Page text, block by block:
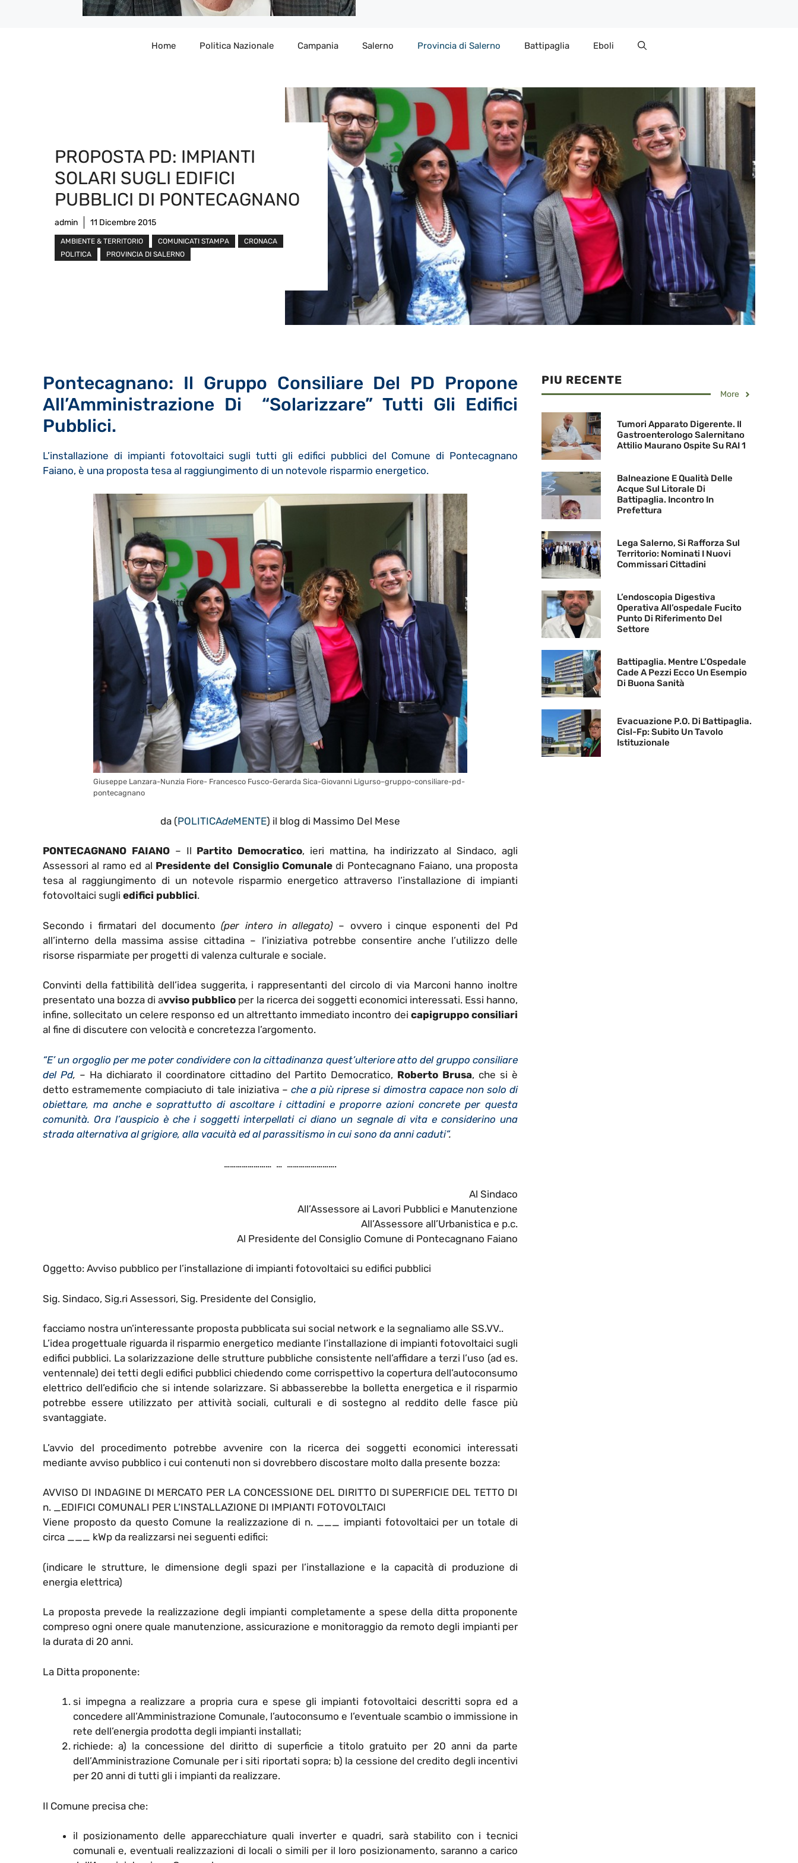
Home Politica Nazionale Campania Salerno Provincia di Salerno Battipaglia Eboli
PROPOSTA PD: IMPIANTI
SOLARI SUGLI EDIFICI
PUBBLICI DI PONTECAGNANO
admin 11 Dicembre 2015
AMBIENTE & TERRITORIO COMUNICATI STAMPA
CRONACA
POLITICA
PROVINCIA DI SALERNO
Pontecagnano: Il Gruppo Consiliare Del PD Propone
All’Amministrazione Di “Solarizzare” Tutti Gli Edifici
Pubblici.
L’installazione di impianti fotovoltaici sugli tutti gli edifici pubblici del Comune di Pontecagnano
Faiano, è una proposta tesa al raggiungimento di un notevole risparmio energetico.
Giuseppe Lanzara-Nunzia Fiore- Francesco Fusco-Gerarda Sica-Giovanni Ligurso–gruppo-consiliare-pd-
pontecagnano
da (POLITICAdeMENTE) il blog di Massimo Del Mese
PONTECAGNANO FAIANO– Il Partito Democratico, ieri mattina, ha indirizzato al Sindaco, agli
Assessori al ramo ed al Presidente del Consiglio Comunale di Pontecagnano Faiano, una proposta
tesa al raggiungimento di un notevole risparmio energetico attraverso l’installazione di impianti
fotovoltaici sugli edifici pubblici.
Secondo i firmatari del documento(per intero in allegato) – ovvero i cinque esponenti del Pd
all’interno della massima assise cittadina – l’iniziativa potrebbe consentire anche l’utilizzo delle
risorse risparmiate per progetti di valenza culturale e sociale.
Convinti della fattibilità dell’idea suggerita, i rappresentanti del circolo di via Marconi hanno inoltre
presentato una bozza di avviso pubblico per la ricerca dei soggetti economici interessati. Essi hanno,
infine, sollecitato un celere responso ed un altrettanto immediato incontro dei capigruppo consiliari
al fine di discutere con velocità e concretezza l’argomento.
“E’ un orgoglio per me poter condividere con la cittadinanza quest’ulteriore atto del gruppo consiliare
del Pd, – Ha dichiarato il coordinatore cittadino del Partito Democratico, Roberto Brusa, che si è
detto estramemente compiaciuto di tale iniziativa– che a più riprese si dimostra capace non solo di
obiettare, ma anche e soprattutto di ascoltare i cittadini e proporre azioni concrete per questa
comunità. Ora l’auspicio è che i soggetti interpellati ci diano un segnale di vita e considerino una
strada alternativa al grigiore, alla vacuità ed al parassitismo in cui sono da anni caduti”.
…………………… … …………………….
Al Sindaco
All’Assessore ai Lavori Pubblici e Manutenzione
All’Assessore all’Urbanistica e p.c.
Al Presidente del Consiglio Comune di Pontecagnano Faiano
Oggetto: Avviso pubblico per l’installazione di impianti fotovoltaici su edifici pubblici
Sig. Sindaco, Sig.ri Assessori, Sig. Presidente del Consiglio,
facciamo nostra un’interessante proposta pubblicata sui social network e la segnaliamo alle SS.VV..
L’idea progettuale riguarda il risparmio energetico mediante l’installazione di impianti fotovoltaici sugli
edifici pubblici. La solarizzazione delle strutture pubbliche consistente nell’affidare a terzi l’uso (ad es.
ventennale) dei tetti degli edifici pubblici chiedendo come corrispettivo la copertura dell’autoconsumo
elettrico dell’edificio che si intende solarizzare. Si abbasserebbe la bolletta energetica e il risparmio
potrebbe essere utilizzato per attività sociali, culturali e di sostegno al reddito delle fasce più
svantaggiate.
L’avvio del procedimento potrebbe avvenire con la ricerca dei soggetti economici interessati
mediante avviso pubblico i cui contenuti non si dovrebbero discostare molto dalla presente bozza:
AVVISO DI INDAGINE DI MERCATO PER LA CONCESSIONE DEL DIRITTO DI SUPERFICIE DEL TETTO DI
n. _EDIFICI COMUNALI PER L’INSTALLAZIONE DI IMPIANTI FOTOVOLTAICI
Viene proposto da questo Comune la realizzazione di n. ___ impianti fotovoltaici per un totale di
circa ___ kWp da realizzarsi nei seguenti edifici:
(indicare le strutture, le dimensione degli spazi per l’installazione e la capacità di produzione di
energia elettrica)
La proposta prevede la realizzazione degli impianti completamente a spese della ditta proponente
compreso ogni onere quale manutenzione, assicurazione e monitoraggio da remoto degli impianti per
la durata di 20 anni.
La Ditta proponente:
si impegna a realizzare a propria cura e spese gli impianti fotovoltaici descritti sopra ed a
concedere all’Amministrazione Comunale, l’autoconsumo e l’eventuale scambio o immissione in
rete dell’energia prodotta degli impianti installati;
richiede: a) la concessione del diritto di superficie a titolo gratuito per 20 anni da parte
dell’Amministrazione Comunale per i siti riportati sopra; b) la cessione del credito degli incentivi
per 20 anni di tutti gli i impianti da realizzare.
Il Comune precisa che:
il posizionamento delle apparecchiature quali inverter e quadri, sarà stabilito con i tecnici
comunali e, eventuali realizzazioni di locali o simili per il loro posizionamento, saranno a carico
PIU RECENTE
More
Tumori Apparato Digerente. Il
Gastroenterologo Salernitano
Attilio Maurano Ospite Su RAI 1
Balneazione E Qualità Delle
Acque Sul Litorale Di
Battipaglia. Incontro In
Prefettura
Lega Salerno, Si Rafforza Sul
Territorio: Nominati I Nuovi
Commissari Cittadini
L’endoscopia Digestiva
Operativa All’ospedale Fucito
Punto Di Riferimento Del
Settore
Battipaglia. Mentre L’Ospedale
Cade A Pezzi Ecco Un Esempio
Di Buona Sanità
Evacuazione P.O. Di Battipaglia.
Cisl-Fp: Subito Un Tavolo
Istituzionale